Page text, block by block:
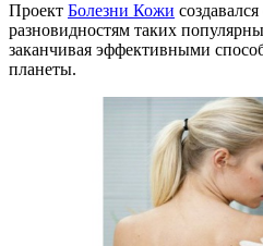
Проект Болезни Кожи
разновидностям таких
заканчивая эффективными
планеты.